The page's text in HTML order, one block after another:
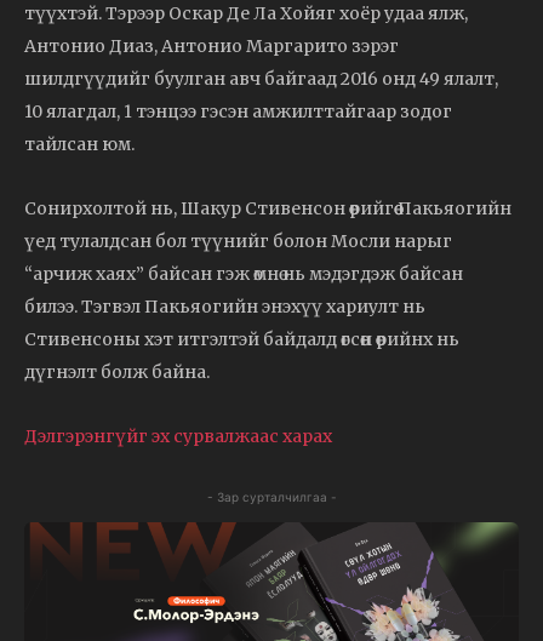
түүхтэй. Тэрээр Оскар Де Ла Хойяг хоёр удаа ялж,
Антонио Диаз, Антонио Маргарито зэрэг
шилдгүүдийг буулган авч байгаад 2016 онд 49 ялалт,
10 ялагдал, 1 тэнцээ гэсэн амжилттайгаар зодог
тайлсан юм.
Сонирхолтой нь, Шакур Стивенсон өөрийгөө Пакьяогийн
үед тулалдсан бол түүнийг болон Мосли нарыг
“арчиж хаях” байсан гэж өмнө нь мэдэгдэж байсан
билээ. Тэгвэл Пакьяогийн энэхүү хариулт нь
Стивенсоны хэт итгэлтэй байдалд өгсөн өөрийнх нь
дүгнэлт болж байна.
Дэлгэрэнгүйг эх сурвалжаас харах
- Зар сурталчилгаа -